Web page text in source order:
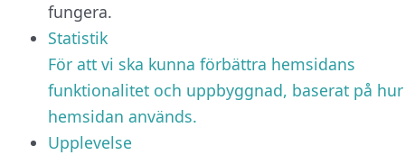
fungera.
Statistik
För att vi ska kunna förbättra hemsidans
funktionalitet och uppbyggnad, baserat på hur
hemsidan används.
Upplevelse